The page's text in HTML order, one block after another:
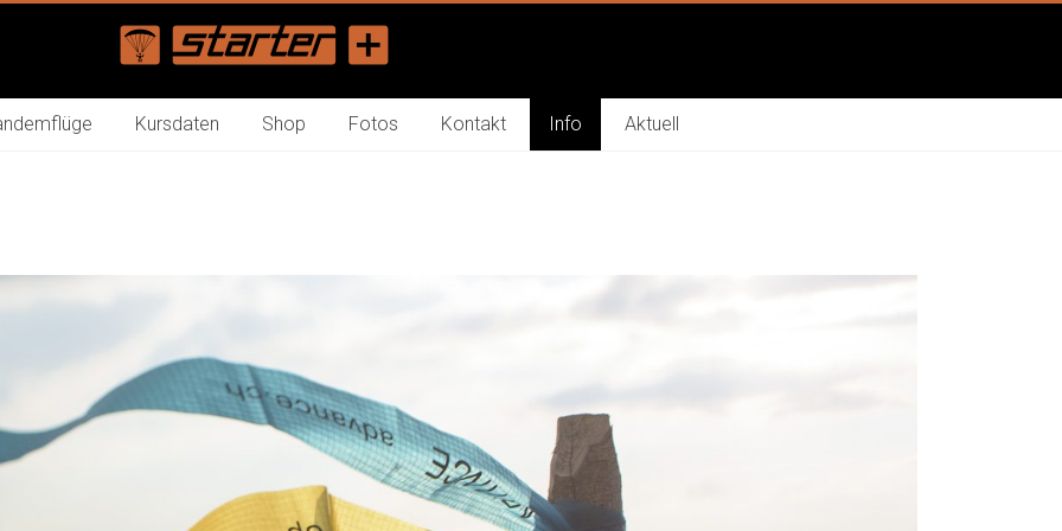
Kursdaten Shop Fotos Kontakt Info Aktuell